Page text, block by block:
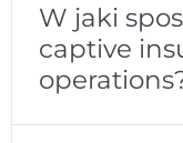
W jaki
captive